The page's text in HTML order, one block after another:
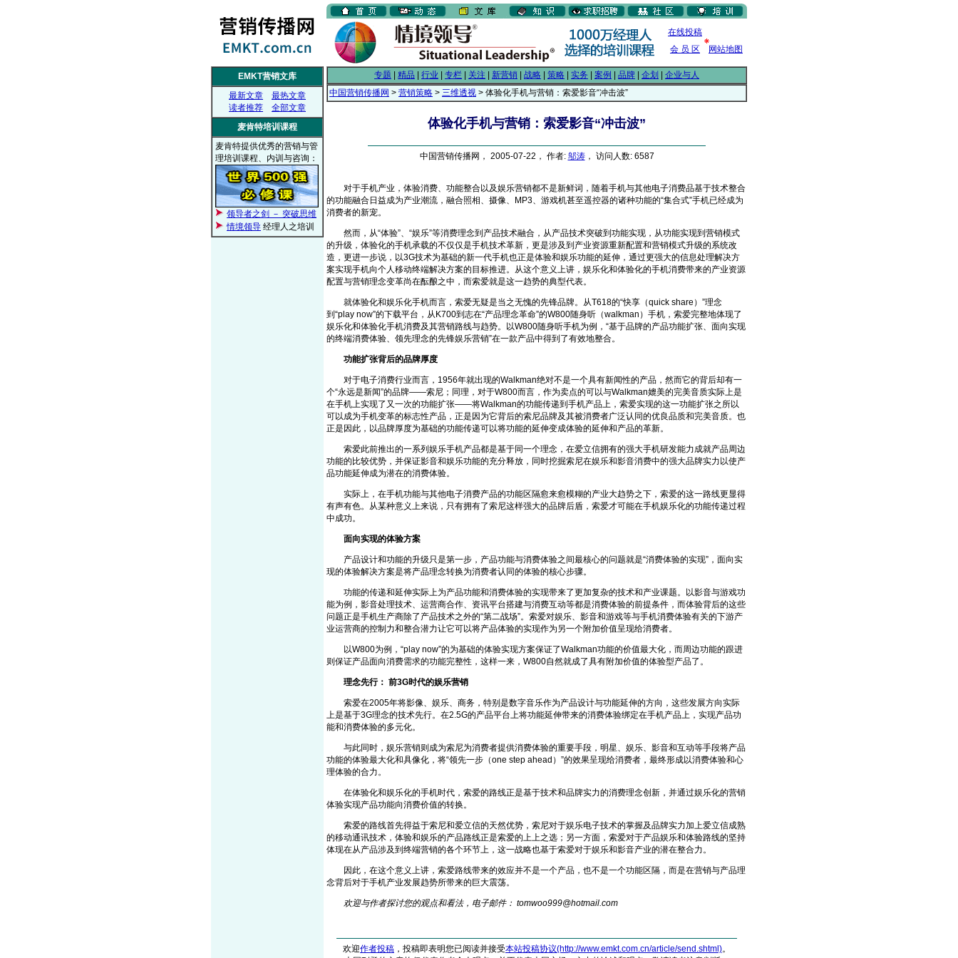
在线投稿
会 员 区
网站地图
EMKT营销文库
最新文章
最热文章
读者推荐
全部文章
麦肯特培训课程
麦肯特提供优秀的营销与管
理培训课程、内训与咨询：
领导者之剑 － 突破思维
情境领导 经理人之培训
专题 精品 行业 专栏 关注 新营销 战略 策略 实务 案例 品牌 企划
企业与人
中国营销传播网 > 营销策略 > 三维透视 > 体验化手机与营销：索爱影音“冲击波”
体验化手机与营销：索爱影音“冲击波”
中国营销传播网， 2005-07-22， 作者: 邬涛， 访问人数: 6587
对于手机产业，体验消费、功能整合以及娱乐营销都不是新鲜词，随着手机与其他电子消费品基于技术整合
的功能融合日益成为产业潮流，融合照相、摄像、MP3、游戏机甚至遥控器的诸种功能的“集合式”手机已经成为
消费者的新宠。
然而，从“体验”、“娱乐”等消费理念到产品技术融合，从产品技术突破到功能实现，从功能实现到营销模式
的升级，体验化的手机承载的不仅仅是手机技术革新，更是涉及到产业资源重新配置和营销模式升级的系统改
造，更进一步说，以3G技术为基础的新一代手机也正是体验和娱乐功能的延伸，通过更强大的信息处理解决方
案实现手机向个人移动终端解决方案的目标推进。从这个意义上讲，娱乐化和体验化的手机消费带来的产业资源
配置与营销理念变革尚在酝酿之中，而索爱就是这一趋势的典型代表。
就体验化和娱乐化手机而言，索爱无疑是当之无愧的先锋品牌。从T618的“快享（quick share）”理念
到“play now”的下载平台，从K700到志在“产品理念革命”的W800随身听（walkman）手机，索爱完整地体现了
娱乐化和体验化手机消费及其营销路线与趋势。以W800随身听手机为例，“基于品牌的产品功能扩张、面向实现
的终端消费体验、领先理念的先锋娱乐营销”在一款产品中得到了有效地整合。
功能扩张背后的品牌厚度
对于电子消费行业而言，1956年就出现的Walkman绝对不是一个具有新闻性的产品，然而它的背后却有一
个“永远是新闻”的品牌——索尼；同理，对于W800而言，作为卖点的可以与Walkman媲美的完美音质实际上是
在手机上实现了又一次的功能扩张——将Walkman的功能传递到手机产品上，索爱实现的这一功能扩张之所以
可以成为手机变革的标志性产品，正是因为它背后的索尼品牌及其被消费者广泛认同的优良品质和完美音质。也
正是因此，以品牌厚度为基础的功能传递可以将功能的延伸变成体验的延伸和产品的革新。
索爱此前推出的一系列娱乐手机产品都是基于同一个理念，在爱立信拥有的强大手机研发能力成就产品周边
功能的比较优势，并保证影音和娱乐功能的充分释放，同时挖掘索尼在娱乐和影音消费中的强大品牌实力以使产
品功能延伸成为潜在的消费体验。
实际上，在手机功能与其他电子消费产品的功能区隔愈来愈模糊的产业大趋势之下，索爱的这一路线更显得
有声有色。从某种意义上来说，只有拥有了索尼这样强大的品牌后盾，索爱才可能在手机娱乐化的功能传递过程
中成功。
面向实现的体验方案
产品设计和功能的升级只是第一步，产品功能与消费体验之间最核心的问题就是“消费体验的实现”，面向实
现的体验解决方案是将产品理念转换为消费者认同的体验的核心步骤。
功能的传递和延伸实际上为产品功能和消费体验的实现带来了更加复杂的技术和产业课题。以影音与游戏功
能为例，影音处理技术、运营商合作、资讯平台搭建与消费互动等都是消费体验的前提条件，而体验背后的这些
问题正是手机生产商除了产品技术之外的“第二战场”。索爱对娱乐、影音和游戏等与手机消费体验有关的下游产
业运营商的控制力和整合潜力让它可以将产品体验的实现作为另一个附加价值呈现给消费者。
以W800为例，“play now”的为基础的体验实现方案保证了Walkman功能的价值最大化，而周边功能的跟进
则保证产品面向消费需求的功能完整性，这样一来，W800自然就成了具有附加价值的体验型产品了。
理念先行： 前3G时代的娱乐营销
索爱在2005年将影像、娱乐、商务，特别是数字音乐作为产品设计与功能延伸的方向，这些发展方向实际
上是基于3G理念的技术先行。在2.5G的产品平台上将功能延伸带来的消费体验绑定在手机产品上，实现产品功
能和消费体验的多元化。
与此同时，娱乐营销则成为索尼为消费者提供消费体验的重要手段，明星、娱乐、影音和互动等手段将产品
功能的体验最大化和具像化，将“领先一步（one step ahead）”的效果呈现给消费者，最终形成以消费体验和心
理体验的合力。
在体验化和娱乐化的手机时代，索爱的路线正是基于技术和品牌实力的消费理念创新，并通过娱乐化的营销
体验实现产品功能向消费价值的转换。
索爱的路线首先得益于索尼和爱立信的天然优势，索尼对于娱乐电子技术的掌握及品牌实力加上爱立信成熟
的移动通讯技术，体验和娱乐的产品路线正是索爱的上上之选；另一方面，索爱对于产品娱乐和体验路线的坚持
体现在从产品涉及到终端营销的各个环节上，这一战略也基于索爱对于娱乐和影音产业的潜在整合力。
因此，在这个意义上讲，索爱路线带来的效应并不是一个产品，也不是一个功能区隔，而是在营销与产品理
念背后对于手机产业发展趋势所带来的巨大震荡。
欢迎与作者探讨您的观点和看法，电子邮件： tomwoo999@hotmail.com
欢迎作者投稿 ，投稿即表明您已阅读并接受本站投稿协议(http://www.emkt.com.cn/article/send.shtml)。